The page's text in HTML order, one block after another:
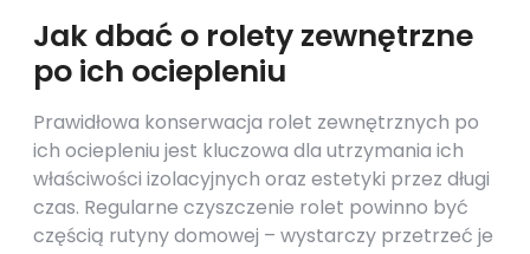
Jak dbać o rolety zewnętrzne
po ich ociepleniu
Prawidłowa konserwacja rolet zewnętrznych po
ich ociepleniu jest kluczowa dla utrzymania ich
właściwości izolacyjnych oraz estetyki przez długi
czas. Regularne czyszczenie rolet powinno być
częścią rutyny domowej – wystarczy przetrzeć je